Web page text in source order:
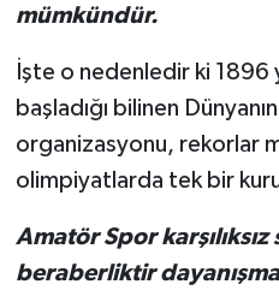
mümkündür.
İşte o nedenledir ki 1896
başladığı bilinen
organizasyonu, rekorlar
olimpiyatlarda tek bir
Amatör Spor
beraberliktir